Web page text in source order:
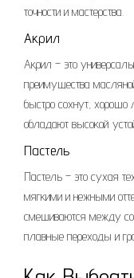
точности и мастерства.
Акрил
Акрил – это
преимущества
быстро сохнут, хорошо
обладают высокой
Пастель
Пастель – это сухая
мягкими и нежными
смешиваются между
плавные переходы и